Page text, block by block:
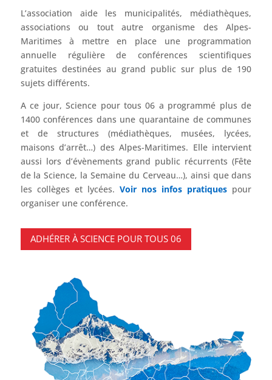
L’association aide les municipalités, médiathèques,
associations ou tout autre organisme des Alpes-
Maritimes à mettre en place une programmation
annuelle régulière de conférences scientifiques
gratuites destinées au grand public sur plus de 190
sujets différents.
A ce jour, Science pour tous 06 a programmé plus de
1400 conférences dans une quarantaine de communes
et de structures (médiathèques, musées, lycées,
maisons d’arrêt…) des Alpes-Maritimes. Elle intervient
aussi lors d’évènements grand public récurrents (Fête
de la Science, la Semaine du Cerveau…), ainsi que dans
les collèges et lycées. Voir nos infos pratiques pour
organiser une conférence.
ADHÉRER À SCIENCE POUR TOUS 06